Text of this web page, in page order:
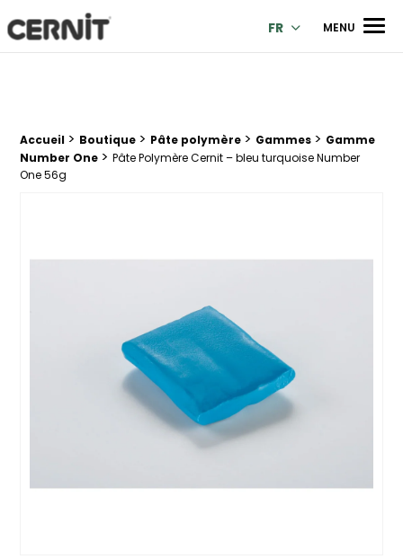
Cernit Une qualité haut de gamme pour des créations
FR MENU
Fil d'Ariane :
Accueil > Boutique > Pâte polymère > Gammes > Gamme
Number One > Pâte Polymère Cernit – bleu turquoise Number
One 56g